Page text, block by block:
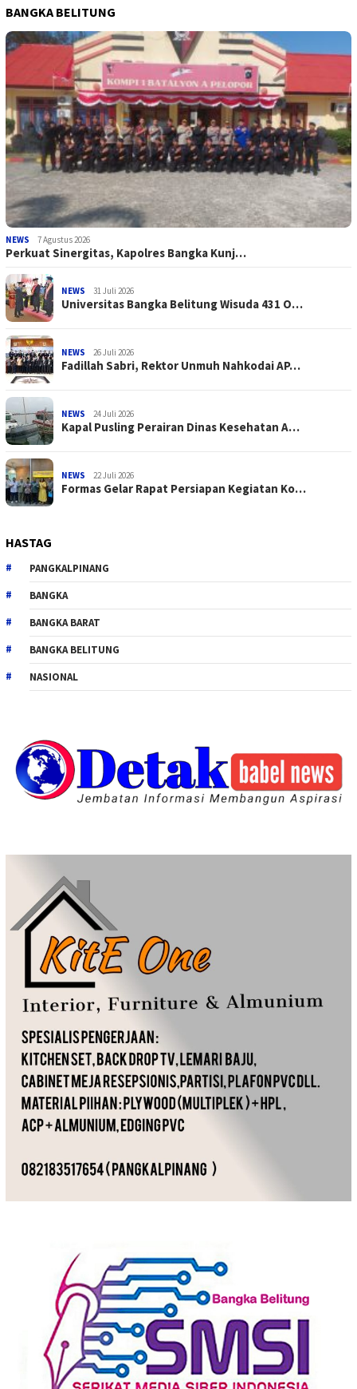
BANGKA BELITUNG
NEWS 7 Agustus 2026
Perkuat Sinergitas, Kapolres Bangka Kunj…
NEWS 31 Juli 2026
Universitas Bangka Belitung Wisuda 431 O…
NEWS 26 Juli 2026
Fadillah Sabri, Rektor Unmuh Nahkodai AP…
NEWS 24 Juli 2026
Kapal Pusling Perairan Dinas Kesehatan A…
NEWS 22 Juli 2026
Formas Gelar Rapat Persiapan Kegiatan Ko…
HASTAG
PANGKALPINANG
BANGKA
BANGKA BARAT
BANGKA BELITUNG
NASIONAL